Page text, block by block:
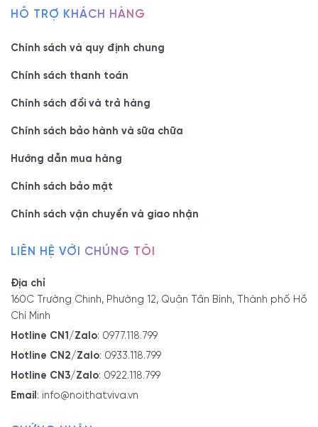
HỖ TRỢ KHÁCH HÀNG
Chính sách và quy định chung
Chính sách thanh toán
Chính sách đổi và trả hàng
Chính sách bảo hành và sữa chữa
Hướng dẫn mua hàng
Chính sách bảo mật
Chính sách vận chuyển và giao nhận
LIÊN HỆ VỚI CHÚNG TÔI
Địa chỉ
160C Trường Chinh, Phường 12, Quận Tân Bình, Thành phố Hồ
Chí Minh
Hotline CN1/Zalo: 0977.118.799
Hotline CN2/Zalo: 0933.118.799
Hotline CN3/Zalo: 0922.118.799
Email : info@noithatviva.vn